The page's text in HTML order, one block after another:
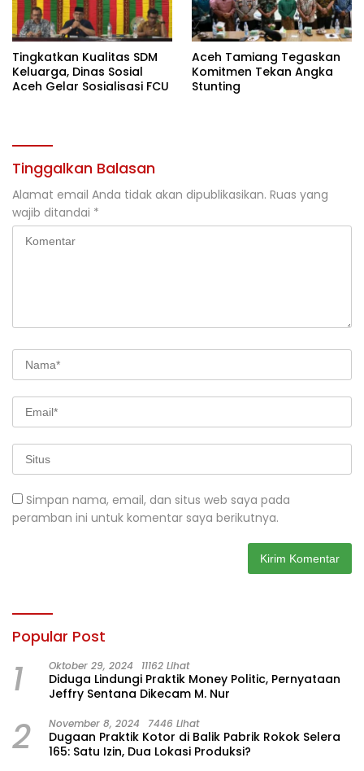
Tingkatkan Kualitas SDM
Keluarga, Dinas Sosial
Aceh Gelar Sosialisasi FCU
Aceh Tamiang Tegaskan
Komitmen Tekan Angka
Stunting
Tinggalkan Balasan
Alamat email Anda tidak akan dipublikasikan. Ruas yang
wajib ditandai *
Simpan nama, email, dan situs web saya pada
peramban ini untuk komentar saya berikutnya.
Popular Post
1 Oktober 29, 2024 11162 Lihat
Diduga Lindungi Praktik Money Politic, Pernyataan
Jeffry Sentana Dikecam M. Nur
2 November 8, 2024 7446 Lihat
Dugaan Praktik Kotor di Balik Pabrik Rokok Selera
165: Satu Izin, Dua Lokasi Produksi?